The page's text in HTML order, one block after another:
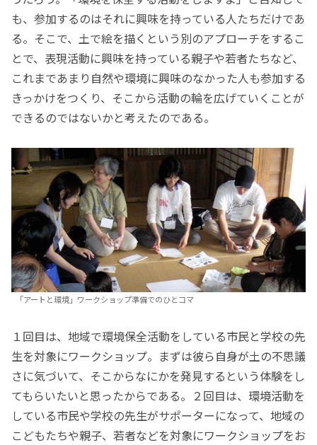
も、参加するのはそれに興味を持っている人たちだけであ
る。そこで、土で絵を描くという別のアプローチをするこ
とで、表現活動に興味を持っている親子や若者たちなど、
これまであまり自然や環境に興味のなかった人も参加する
きっかけをつくり、そこから活動の輪を広げていくことが
できるのではないかと考えたのである。
「アートと環境」ワークショップ準備でのひとコマ
１回目は、地域で環境保全活動をしている市民と学校の先
生を対象にワークショップ。まずは彼ら自身が土の不思議
さに気づいて、そこからなにかを発見するという体験をし
てもらいたいと思ったからである。２回目は、環境活動を
している市民や学校の先生がサポーターになって、地域の
こどもたちや親子、若者などを対象にワークショップをお